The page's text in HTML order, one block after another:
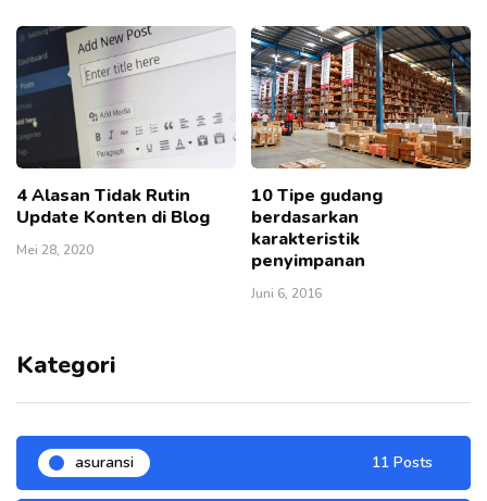
4 Alasan Tidak Rutin
Update Konten di Blog
Mei 28, 2020
10 Tipe gudang
berdasarkan
karakteristik
penyimpanan
Juni 6, 2016
Kategori
asuransi 11 Posts